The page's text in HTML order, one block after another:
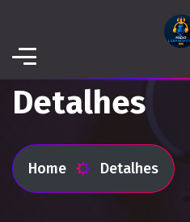
Detalhes
Home Detalhes